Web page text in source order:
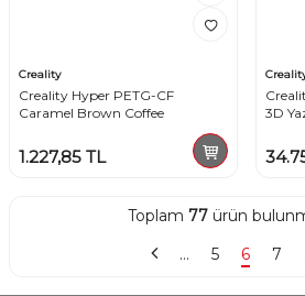
Creality
Creality Hyper PETG-CF
Caramel Brown Coffee
1.227,85 TL
3D
Toplam 77ürün
…
5 6 7